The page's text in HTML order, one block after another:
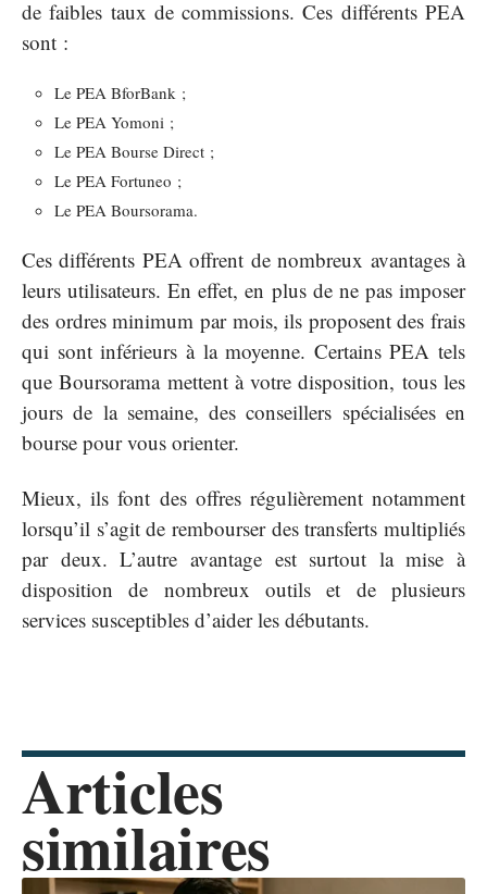
de faibles taux de commissions. Ces différents PEA
sont :
Le PEA BforBank ;
Le PEA Yomoni ;
Le PEA Bourse Direct ;
Le PEA Fortuneo ;
Le PEA Boursorama.
Ces différents PEA offrent de nombreux avantages à
leurs utilisateurs. En effet, en plus de ne pas imposer
des ordres minimum par mois, ils proposent des frais
qui sont inférieurs à la moyenne. Certains PEA tels
que Boursorama mettent à votre disposition, tous les
jours de la semaine, des conseillers spécialisées en
bourse pour vous orienter.
Mieux, ils font des offres régulièrement notamment
lorsqu’il s’agit de rembourser des transferts multipliés
par deux. L’autre avantage est surtout la mise à
disposition de nombreux outils et de plusieurs
services susceptibles d’aider les débutants.
Articles
similaires